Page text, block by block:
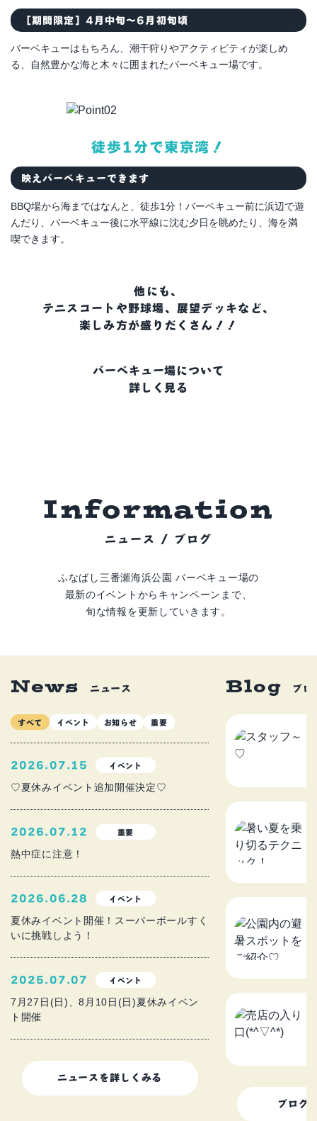
［期間限定］4月中旬～6月初旬頃
バーベキューはもちろん、潮干狩りやアクティビティが楽しめ
る、自然豊かな海と木々に囲まれたバーベキュー場です。
徒歩1分で東京湾！
映えバーベキューできます
BBQ場から海まではなんと、徒歩1分！バーベキュー前に浜辺で遊
んだり、バーベキュー後に水平線に沈む夕日を眺めたり、海を満
喫できます。
他にも、
テニスコートや野球場、展望デッキなど、
楽しみ方が盛りだくさん！！
バーベキュー場について
詳しく見る
Information
ニュース / ブログ
ふなばし三番瀬海浜公園 バーベキュー場の
最新のイベントからキャンペーンまで、
旬な情報を更新していきます。
News ニュース
すべて イベント お知らせ 重要
2026.07.15 イベント
♡夏休みイベント追加開催決定♡
2026.07.12 重要
熱中症に注意！
2026.06.28 イベント
夏休みイベント開催！スーパーボールすく
いに挑戦しよう！
2025.07.07 イベント
7月27日(日)、8月10日(日)夏休みイベン
ト開催
ニュースを詳しくみる
Blog ブロ
ブログ